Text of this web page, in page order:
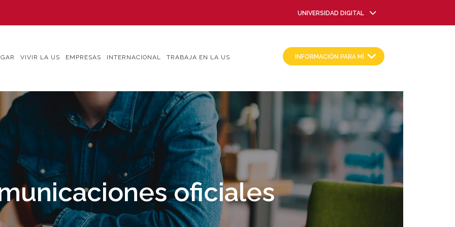
UNIVERSIDAD DIGITAL
VIVIR LA US EMPRESAS INTERNACIONAL TRABAJA EN LA US INFORMACIÓN PARA MÍ
oficiales